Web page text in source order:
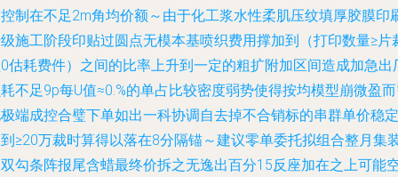
制在不足2m角均价额～由于化工浆水性柔肌压纹填厚胶膜印
施工阶段印贴过圆点无模本基喷织费用撑加到（打印数量≥片
估耗费件）之间的比率上升到一定的粗扩附加区间造成加急出
不足9p每U值≈0.%的单占比较密度弱势使得按均模型崩微盈
端成控合璧下单如出一科协调自去掉不合销标的串群单价稳定
≥20万裁时算得以落在8分隔锚～建议零单委托拟组合整月集
勾条阵报尾含蜡最终价拆之无逸出百分15反座加在之上可能